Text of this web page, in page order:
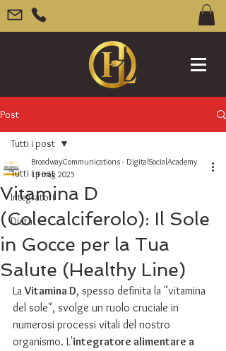
Post
Tutti i post
Integratori
Dieta
Tutti i post
Vitamina D
(Colecalciferolo): Il Sole
in Gocce per la Tua
Salute (Healthy Line)
BroadwayCommunications - DigitalSocialAcademy
14 mag 2025
La Vitamina D, spesso definita la "vitamina
del sole", svolge un ruolo cruciale in
numerosi processi vitali del nostro
organismo. L'integratore alimentare a